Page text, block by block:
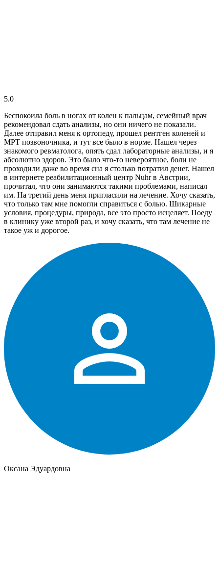
5.0
Беспокоила боль в ногах от колен к пальцам, семейный врач
рекомендовал сдать анализы, но они ничего не показали.
Далее отправил меня к ортопеду, прошел рентген коленей и
МРТ позвоночника, и тут все было в норме. Нашел через
знакомого ревматолога, опять сдал лабораторные анализы, и я
абсолютно здоров. Это было что-то невероятное, боли не
проходили даже во время сна я столько потратил денег. Нашел
в интернете реабилитационный центр Nuhr в Австрии,
прочитал, что они занимаются такими проблемами, написал
им. На третий день меня пригласили на лечение. Хочу сказать,
что только там мне помогли справиться с болью. Шикарные
условия, процедуры, природа, все это просто исцеляет. Поеду
в клинику уже второй раз, и хочу сказать, что там лечение не
такое уж и дорогое.
Оксана Эдуардовна